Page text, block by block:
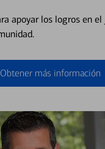
apoyar los logros en
Obtener más información